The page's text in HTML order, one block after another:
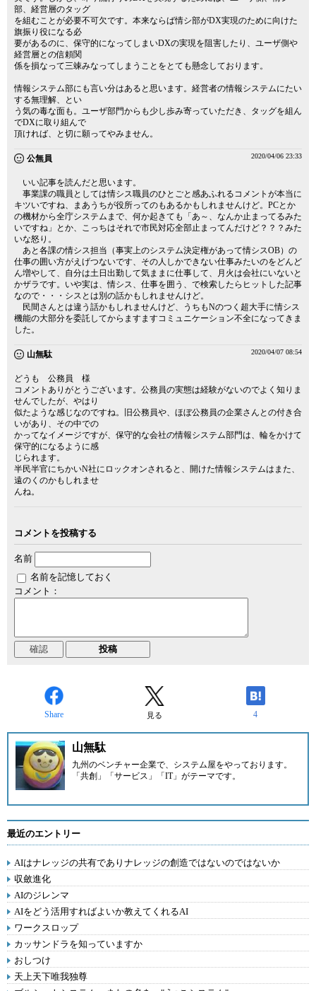
部、経営層のタッグ
を組むことが必要不可欠です。本来ならば情シ部がDX実現のために向けた
旗振り役になる必
要があるのに、保守的になってしまいDXの実現を阻害したり、ユーザ側や
経営層との信頼関
係を損なって三竦みなってしまうことをとても懸念しております。
情報システム部にも言い分はあると思います。経営者の情報システムにたい
する無理解、とい
う気の毒な面も。ユーザ部門からも少し歩み寄っていただき、タッグを組ん
でDXに取り組んで
頂ければ、と切に願ってやみません。
公無員 2020/04/06 23:33
いい記事を読んだと思います。
事業課の職員としては情シス職員のひとごと感あふれるコメントが本当に
キツいですね、まあうちが役所ってのもあるかもしれませんけど。PCとか
の機材から全庁システムまで、何か起きても「あ～、なんか止まってるみた
いですね」とか、こっちはそれで市民対応全部止まってんだけど？？？みた
いな怒り。
あと各課の情シス担当（事実上のシステム決定権があって情シスOB）の
仕事の囲い方がえげつないです、その人しかできない仕事みたいのをどんど
ん増やして、自分は土日出勤して気ままに仕事して、月火は会社にいないと
かザラです。いや実は、情シス、仕事を囲う、で検索したらヒットした記事
なので・・・シスとは別の話かもしれませんけど。
民間さんとは違う話かもしれませんけど、うちもNのつく超大手に情シス
機能の大部分を委託してからますますコミュニケーション不全になってきま
した。
山無駄 2020/04/07 08:54
どうも 公務員 様
コメントありがとうございます。公務員の実態は経験がないのでよく知りま
せんでしたが、やはり
似たような感じなのですね。旧公務員や、ほぼ公務員の企業さんとの付き合
いがあり、その中での
かってなイメージですが、保守的な会社の情報システム部門は、輪をかけて
保守的になるように感
じられます。
半民半官にちかいN社にロックオンされると、開けた情報システムはまた、
遠のくのかもしれませ
んね。
コメントを投稿する
名前
名前を記憶しておく
コメント：
Share 見る 4
山無駄
九州のベンチャー企業で、システム屋をやっております。
「共創」「サービス」「IT」がテーマです。
最近のエントリー
AIはナレッジの共有でありナレッジの創造ではないのではないか
収斂進化
AIのジレンマ
AIをどう活用すればよいか教えてくれるAI
ワークスロップ
カッサンドラを知っていますか
おしつけ
天上天下唯我独尊